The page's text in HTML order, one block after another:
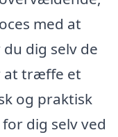
med at
dig selv de
at træffe et
og praktisk
dig selv ved